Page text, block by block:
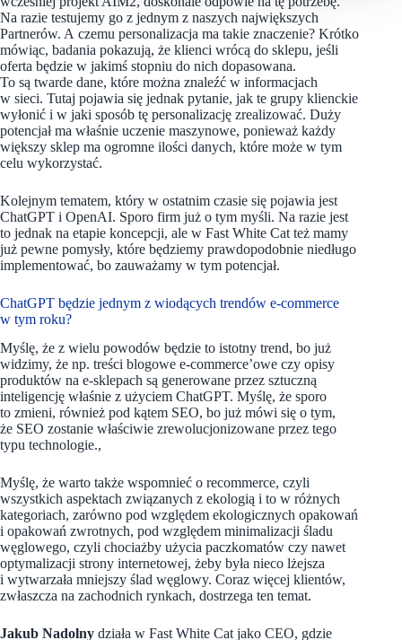
Na razie testujemy go z jednym z naszych największych
Partnerów. A czemu personalizacja ma takie znaczenie? Krótko
mówiąc, badania pokazują, że klienci wrócą do sklepu, jeśli
oferta będzie w jakimś stopniu do nich dopasowana.
To są twarde dane, które można znaleźć w informacjach
w sieci. Tutaj pojawia się jednak pytanie, jak te grupy klienckie
wyłonić i w jaki sposób tę personalizację zrealizować. Duży
potencjał ma właśnie uczenie maszynowe, ponieważ każdy
większy sklep ma ogromne ilości danych, które może w tym
celu wykorzystać.
Kolejnym tematem, który w ostatnim czasie się pojawia jest
ChatGPT i OpenAI. Sporo firm już o tym myśli. Na razie jest
to jednak na etapie koncepcji, ale w Fast White Cat też mamy
już pewne pomysły, które będziemy prawdopodobnie niedługo
implementować, bo zauważamy w tym potencjał.
ChatGPT będzie jednym z wiodących trendów e-commerce
w tym roku?
Myślę, że z wielu powodów będzie to istotny trend, bo już
widzimy, że np. treści blogowe e-commerce’owe czy opisy
produktów na e-sklepach są generowane przez sztuczną
inteligencję właśnie z użyciem ChatGPT. Myślę, że sporo
to zmieni, również pod kątem SEO, bo już mówi się o tym,
że SEO zostanie właściwie zrewolucjonizowane przez tego
typu technologie.,
Myślę, że warto także wspomnieć o recommerce, czyli
wszystkich aspektach związanych z ekologią i to w różnych
kategoriach, zarówno pod względem ekologicznych opakowań
i opakowań zwrotnych, pod względem minimalizacji śladu
węglowego, czyli chociażby użycia paczkomatów czy nawet
optymalizacji strony internetowej, żeby była nieco lżejsza
i wytwarzała mniejszy ślad węglowy. Coraz więcej klientów,
zwłaszcza na zachodnich rynkach, dostrzega ten temat.
Jakub Nadolny działa w Fast White Cat jako CEO, gdzie